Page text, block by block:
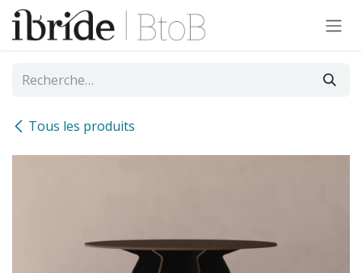
Se rendre au contenu
Tous les produits